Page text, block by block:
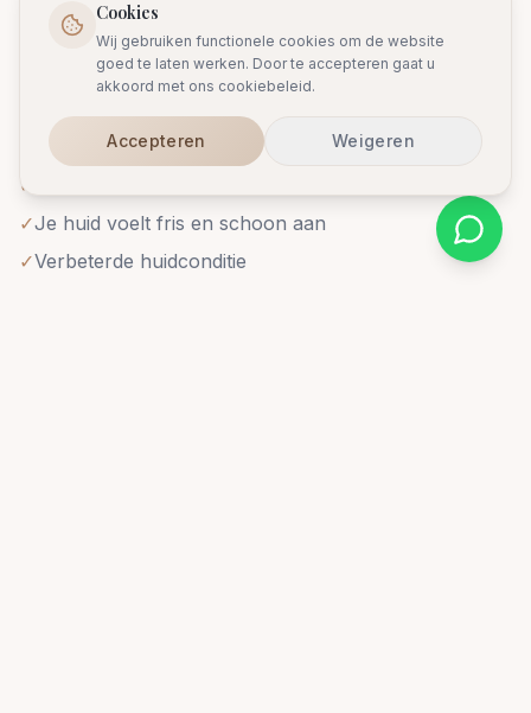
Resultaten
Ontstekingen zoals puistjes en pukkels zijn
De vettige glans is minder zichtbaar
✓
✓Je huid voelt fris en schoon aan
✓Verbeterde huidconditie
Cookies
Wij gebruiken functionele cookies om de website
goed te laten werken. Door te accepteren gaat u
akkoord met ons cookiebeleid.
Accepteren Weigeren